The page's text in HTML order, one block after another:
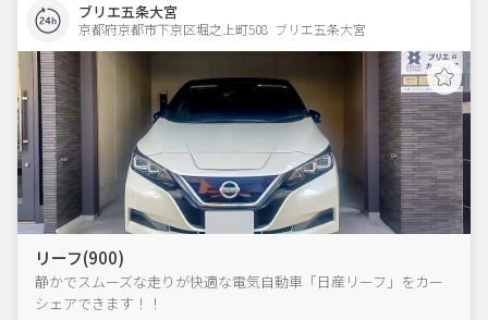
ブリエ五条大宮
京都府京都市下京区堀之上町508  ブリエ五条大宮
リーフ(900)
静かでスムーズな走りが快適な電気自動車「日産リーフ」をカー
シェアできます！！